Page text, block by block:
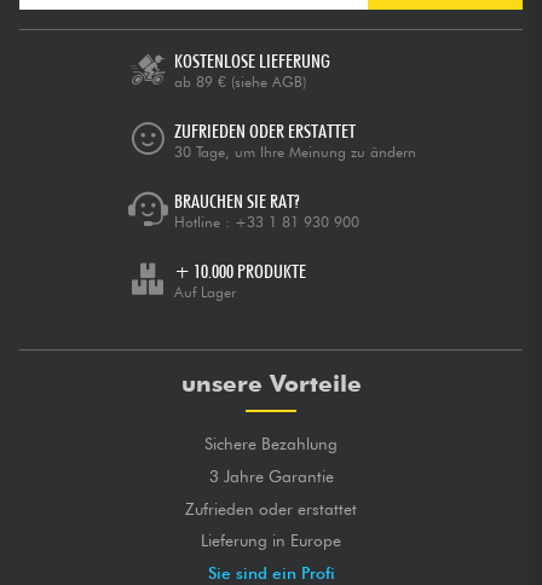
KOSTENLOSE LIEFERUNG
ab 89 € (siehe AGB)
ZUFRIEDEN ODER ERSTATTET
30 Tage, um Ihre Meinung zu ändern
BRAUCHEN SIE RAT?
Hotline : +33 1 81 930 900
+ 10.000 PRODUKTE
Auf Lager
unsere Vorteile
Sichere Bezahlung
3 Jahre Garantie
Zufrieden oder erstattet
Lieferung in Europe
Sie sind ein Profi